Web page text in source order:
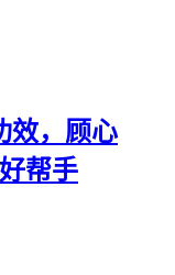
效，顾心
帮手